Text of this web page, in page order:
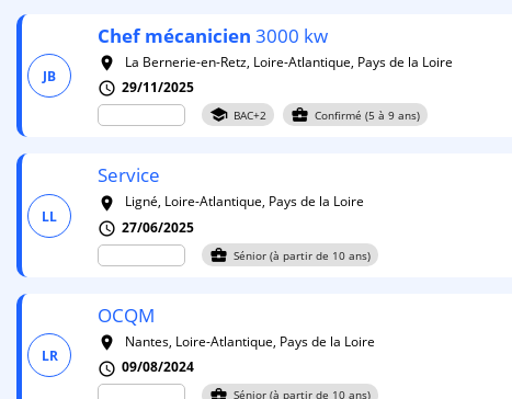
JB
Chefmécanicien 3000 kw
room
La Bernerie-en-Retz, Loire-Atlantique, Pays de la Loire
schedule 29/11/2025
school BAC+2 business_center Confirmé (5 à 9 ans)
LL
Service
room
Ligné, Loire-Atlantique, Pays de la Loire
schedule 27/06/2025
business_center Sénior (à partir de 10 ans)
LR
OCQM
room
Nantes, Loire-Atlantique, Pays de la Loire
schedule 09/08/2024
business_center Sénior (à partir de 10 ans)